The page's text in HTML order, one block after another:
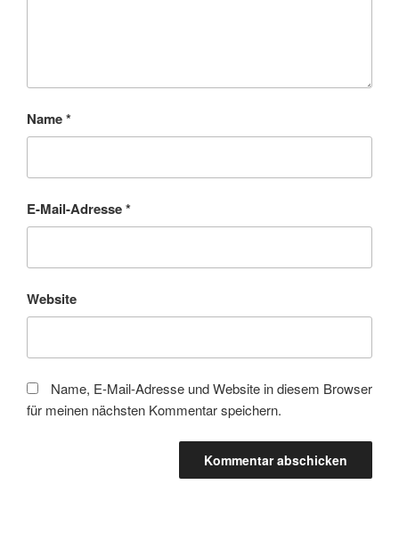
Name*
E-Mail-Adresse*
Website
Name, E-Mail-Adresse und Website in diesem Browser
für meinen nächsten Kommentar speichern.